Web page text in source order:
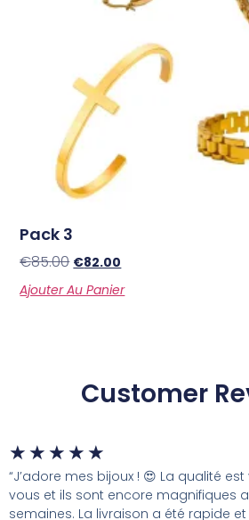
Pack 3
€85.00 €82.00
Ajouter Au Panier
Customer
★ ★ ★ ★ ★
“J’adore mes bijoux ! 😍 La qualité
vous et ils sont encore magnifiques
semaines. La livraison a été rapide